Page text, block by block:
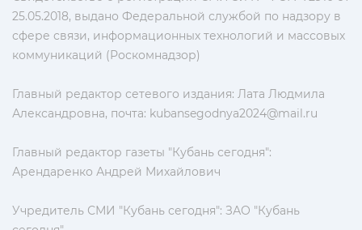
25.05.2018, выдано Федеральной службой по надзору в
сфере связи, информационных технологий и массовых
коммуникаций (Роскомнадзор)
Главный редактор сетевого издания: Лата Людмила
Александровна, почта: kubansegodnya2024@mail.ru
Главный редактор газеты "Кубань сегодня":
Арендаренко Андрей Михайлович
Учредитель СМИ "Кубань сегодня": ЗАО "Кубань